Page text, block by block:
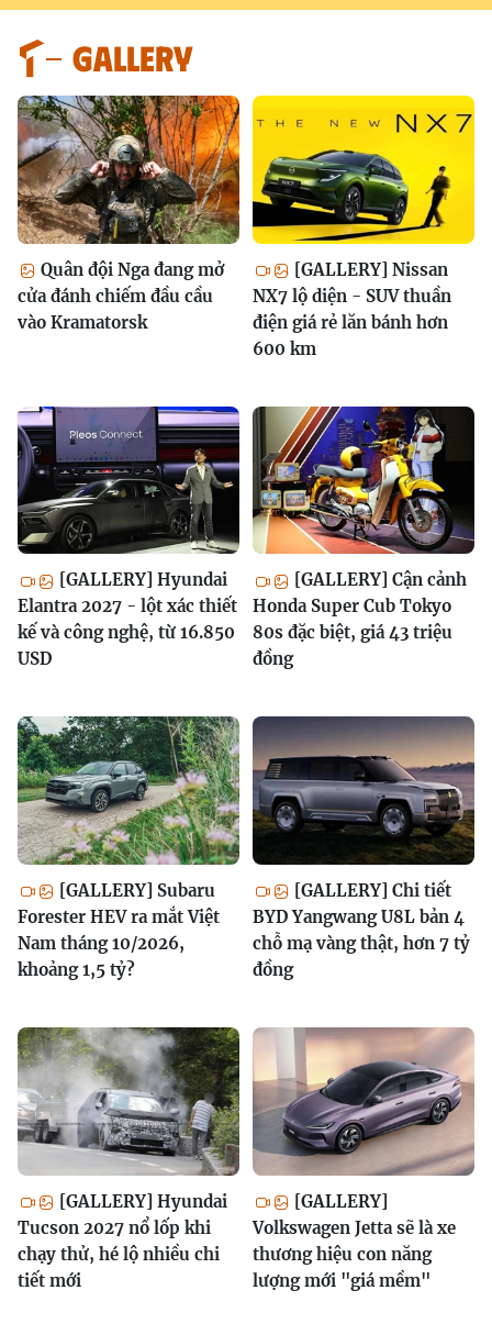
GALLERY
Quân đội Nga đang mở
cửa đánh chiếm đầu cầu
vào Kramatorsk
[GALLERY] Nissan
NX7 lộ diện - SUV thuần
điện giá rẻ lăn bánh hơn
600 km
[GALLERY] Hyundai
Elantra 2027 - lột xác thiết
kế và công nghệ, từ 16.850
USD
[GALLERY] Cận cảnh
Honda Super Cub Tokyo
80s đặc biệt, giá 43 triệu
đồng
[GALLERY] Subaru
Forester HEV ra mắt Việt
Nam tháng 10/2026,
khoảng 1,5 tỷ?
[GALLERY] Chi tiết
BYD Yangwang U8L bản 4
chỗ mạ vàng thật, hơn 7 tỷ
đồng
[GALLERY] Hyundai
Tucson 2027 nổ lốp khi
chạy thử, hé lộ nhiều chi
tiết mới
[GALLERY]
Volkswagen Jetta sẽ là xe
thương hiệu con năng
lượng mới "giá mềm"